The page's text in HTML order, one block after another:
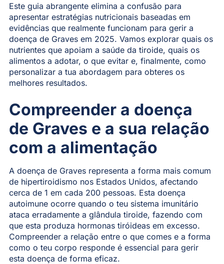
Este guia abrangente elimina a confusão para
apresentar estratégias nutricionais baseadas em
evidências que realmente funcionam para gerir a
doença de Graves em 2025. Vamos explorar quais os
nutrientes que apoiam a saúde da tiroide, quais os
alimentos a adotar, o que evitar e, finalmente, como
personalizar a tua abordagem para obteres os
melhores resultados.
Compreender a doença
de Graves e a sua relação
com a alimentação
A doença de Graves representa a forma mais comum
de hipertiroidismo nos Estados Unidos, afectando
cerca de 1 em cada 200 pessoas. Esta doença
autoimune ocorre quando o teu sistema imunitário
ataca erradamente a glândula tiroide, fazendo com
que esta produza hormonas tiróideas em excesso.
Compreender a relação entre o que comes e a forma
como o teu corpo responde é essencial para gerir
esta doença de forma eficaz.